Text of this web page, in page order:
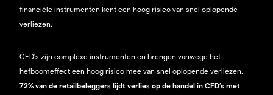
financiële instrumenten kent een hoog risico van snel oplopende
verliezen.
CFD’s zijn complexe instrumenten en brengen vanwege het
hefboomeffect een hoog risico mee van snel oplopende verliezen.
72% van de retailbeleggers lijdt verlies op de handel in CFD’s met